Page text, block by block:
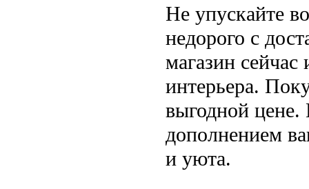
Не упускайте
недорого с
магазин
интерьера.
выгодной
дополнением
и уюта.